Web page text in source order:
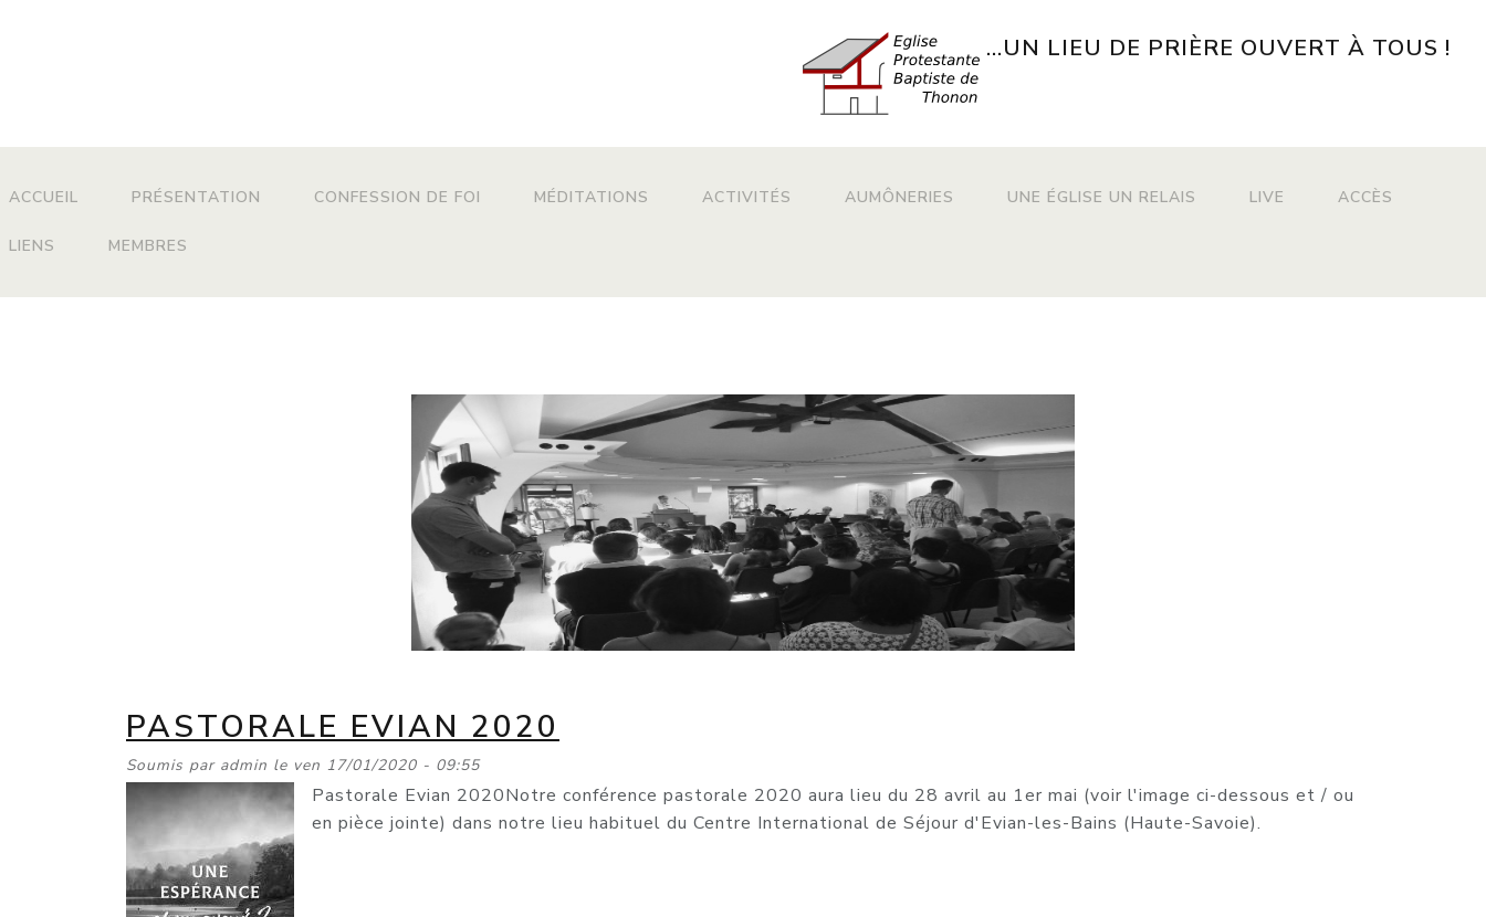
...UN LIEU DE PRIÈRE OUVERT À TOUS !
MAIN MENU
ACCUEIL PRÉSENTATION CONFESSION DE FOI MÉDITATIONS ACTIVITÉS AUMÔNERIES UNE ÉGLISE UN RELAIS LIVE ACCÈS
LIENS MEMBRES
PASTORALE EVIAN 2020
Soumis par admin le ven 17/01/2020 - 09:55
Pastorale Evian 2020Notre conférence pastorale 2020 aura lieu du 28 avril au 1er mai (voir l'image ci-dessous et / ou
en pièce jointe) dans notre lieu habituel du Centre International de Séjour d'Evian-les-Bains (Haute-Savoie).